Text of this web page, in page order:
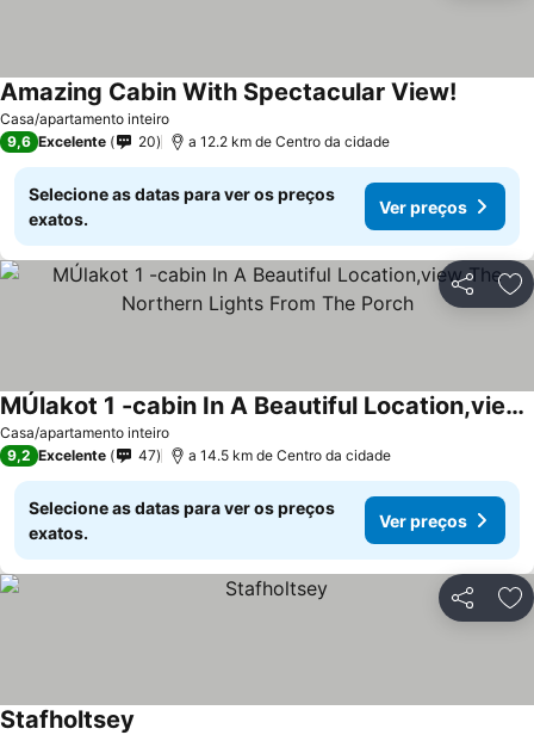
Casa/apartamento inteiro
Amazing Cabin With Spectacular View!
9,6 Excelente 20 a 12.2 km de Centro da cidade
Selecione as datas para ver os preços
exatos.
Ver preços
Partilhar
Casa/apartamento inteiro
MÚlakot 1 -cabin In A Beautiful Location,view The Northern Lights From The Porch
Ver preços
9,2 Excelente 47 a 14.5 km de Centro da cidade
Selecione as datas para ver os preços
exatos.
Ver preços
Partilhar
Stafholtsey